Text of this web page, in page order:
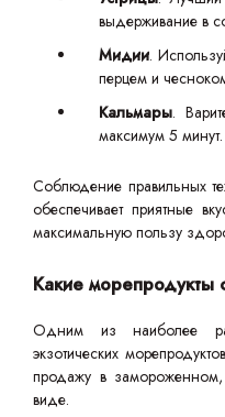
выдерживание в
Мидии.
перцем и
Кальмары.
максимум 5 минут.
Соблюдение правильных
обеспечивает приятные
максимальную пользу
Какие морепродукты
Одним из наиболее
экзотических
продажу в
виде.